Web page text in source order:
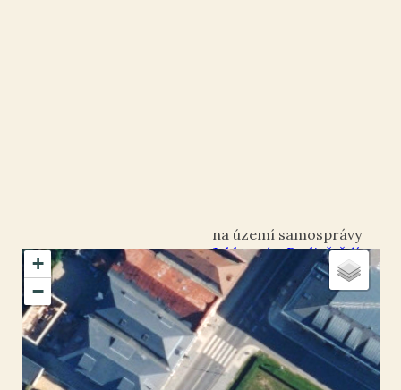
+
−
Jablonné v Podještědí
okres Liberec
Jablonné v Podještědí
50.765711,14.761062